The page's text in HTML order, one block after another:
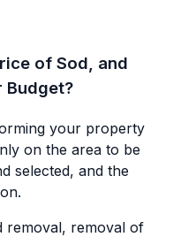
of Sod, and
Budget?
your property
on the area to be
selected, and the
removal, removal of